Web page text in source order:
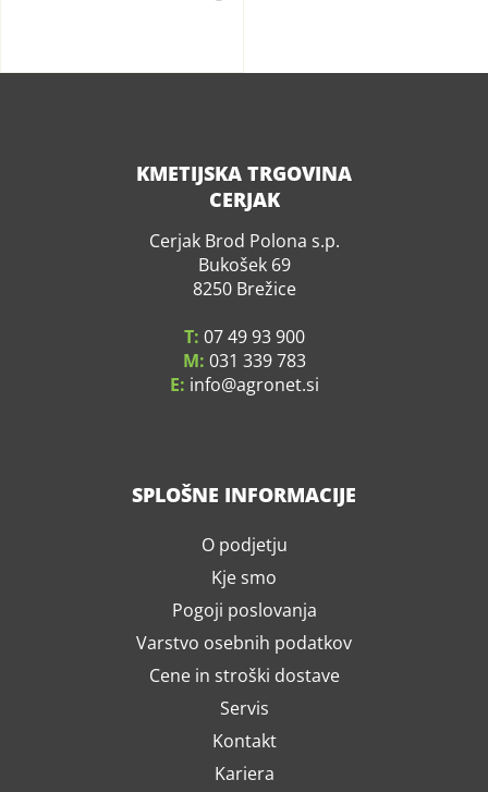
KMETIJSKA TRGOVINA
CERJAK
Cerjak Brod Polona s.p.
Bukošek 69
8250 Brežice
T: 07 49 93 900
M: 031 339 783
E: info agronet.si
SPLOŠNE INFORMACIJE
O podjetju
Kje smo
Pogoji poslovanja
Varstvo osebnih podatkov
Cene in stroški dostave
Servis
Kontakt
Kariera